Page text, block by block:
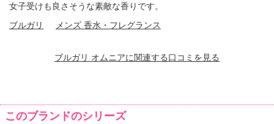
女子受けも良さそうな素敵な香りです。
ブルガリ
メンズ 香水・フレグランス
ブルガリ オムニアに関連する口コミを見る
このブランドのシリーズ